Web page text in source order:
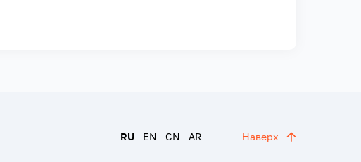
RU EN CN AR Наверх